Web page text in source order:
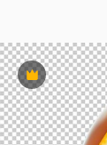
Премиум